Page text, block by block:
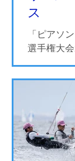
ス
「ピアソ
選手権大
て変わっ
ン。9時か
ィング後
が行われ
ました。...